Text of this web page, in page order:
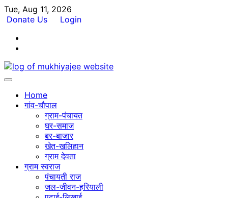
Skip
to
Tue, Aug 11, 2026
Donate Us
Login
Home
गांव-चौपाल
ग्राम-पंचायत
घर-समाज
बर-बाजार
खेत-खलिहान
ग्राम देवता
ग्राम स्वराज
पंचायती राज
जल-जीवन-हरियाली